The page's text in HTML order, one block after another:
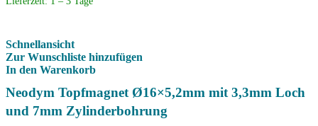
Schnellansicht
Zur Wunschliste hinzufügen
In den Warenkorb
Neodym Topfmagnet Ø16×5,2mm mit 3,3mm Loch
und 7mm Zylinderbohrung